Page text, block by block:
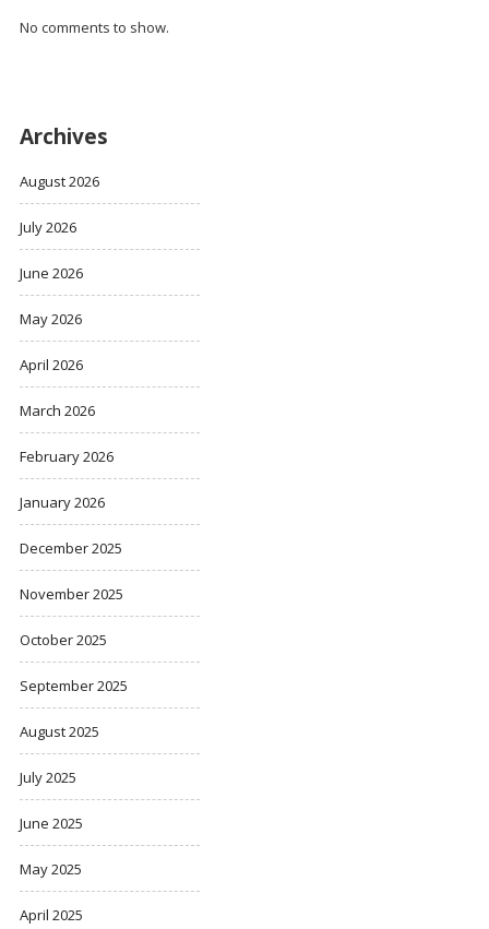
No comments to show.
Archives
August 2026
July 2026
June 2026
May 2026
April 2026
March 2026
February 2026
January 2026
December 2025
November 2025
October 2025
September 2025
August 2025
July 2025
June 2025
May 2025
April 2025